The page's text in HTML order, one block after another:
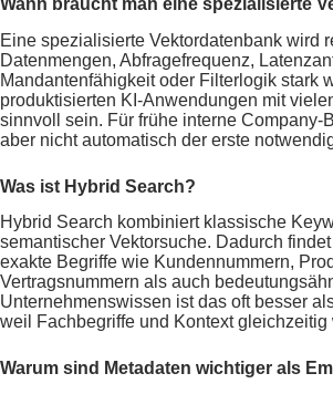
Eine spezialisierte Vektordatenbank wird
Datenmengen, Abfragefrequenz,
Mandantenfähigkeit oder Filterlogik stark
produktisierten KI-Anwendungen mit
sinnvoll sein. Für frühe interne Company-
aber nicht automatisch der erste
Was ist Hybrid Search?
Hybrid Search kombiniert klassische
semantischer Vektorsuche. Dadurch
exakte Begriffe wie Kundennummern,
Vertragsnummern als auch
Unternehmenswissen ist das oft besser
weil Fachbegriffe und Kontext gleichzeitig
Warum sind Metadaten wichtiger als